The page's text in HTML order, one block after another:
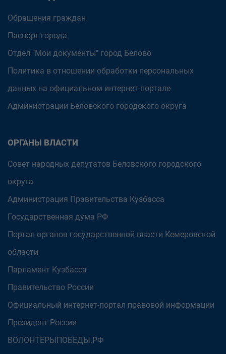
Обращения граждан
Паспорт города
Отдел "Мои документы" город Белово
Политика в отношении обработки персональных
данных на официальном интернет-портале
Администрации Беловского городского округа
ОРГАНЫ ВЛАСТИ
Совет народных депутатов Беловского городского
округа
Администрация Правительства Кузбасса
Государственная дума РФ
Портал органов государственной власти Кемеровской
области
Парламент Кузбасса
Правительство России
Официальный интернет-портал правовой информации
Президент России
ВОЛОНТЕРЫПОБЕДЫ.РФ